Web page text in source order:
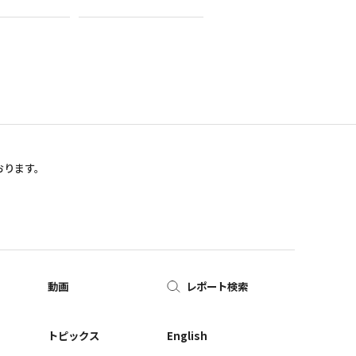
ます。
動画
トピックス
レポート検索
English